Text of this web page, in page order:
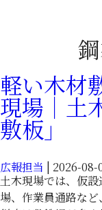
軽い木材
現場｜土
敷板」
広報担当 | 2026-08-
土木現場では、仮
場、作業員通路など